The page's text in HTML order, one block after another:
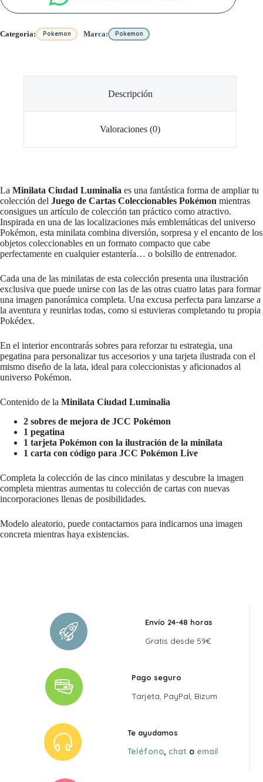
Categoria: Pokemon Marca: Pokemon
Descripción
Valoraciones (0)
La Minilata Ciudad Luminalia es una fantástica forma de ampliar tu
colección del Juego de Cartas Coleccionables Pokémon mientras
consigues un artículo de colección tan práctico como atractivo.
Inspirada en una de las localizaciones más emblemáticas del universo
Pokémon, esta minilata combina diversión, sorpresa y el encanto de los
objetos coleccionables en un formato compacto que cabe
perfectamente en cualquier estantería… o bolsillo de entrenador.
Cada una de las minilatas de esta colección presenta una ilustración
exclusiva que puede unirse con las de las otras cuatro latas para formar
una imagen panorámica completa. Una excusa perfecta para lanzarse a
la aventura y reunirlas todas, como si estuvieras completando tu propia
Pokédex.
En el interior encontrarás sobres para reforzar tu estrategia, una
pegatina para personalizar tus accesorios y una tarjeta ilustrada con el
mismo diseño de la lata, ideal para coleccionistas y aficionados al
universo Pokémon.
Contenido de la Minilata Ciudad Luminalia
2 sobres de mejora de JCC Pokémon
1 pegatina
1 tarjeta Pokémon con la ilustración de la minilata
1 carta con código para JCC Pokémon Live
Completa la colección de las cinco minilatas y descubre la imagen
completa mientras aumentas tu colección de cartas con nuevas
incorporaciones llenas de posibilidades.
Modelo aleatorio, puede contactarnos para indicarnos una imagen
concreta mientras haya existencias.
Envío 24-48 horas
Gratis desde 59€
Pago seguro
Tarjeta, PayPal, Bizum
Te ayudamos
Teléfono, chat o email